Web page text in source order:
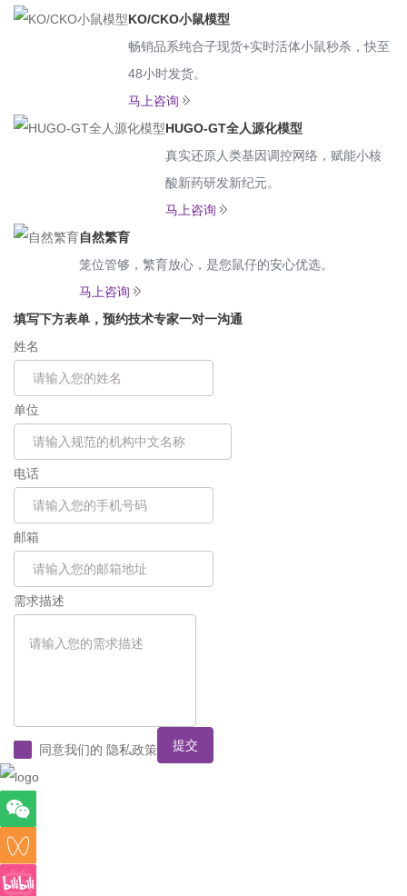
KO/CKO小鼠模型
畅销品系纯合子现货+实时活体小鼠秒杀，快至
48小时发货。
马上咨询
HUGO-GT全人源化模型
真实还原人类基因调控网络，赋能小核
酸新药研发新纪元。
马上咨询
自然繁育
笼位管够，繁育放心，是您鼠仔的安心优选。
马上咨询
填写下方表单，预约技术专家一对一沟通
姓名
单位
电话
邮箱
需求描述
同意我们的 隐私政策 提交